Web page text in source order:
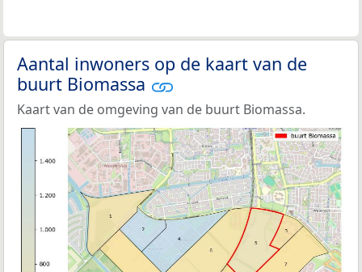
Aantal inwoners op de kaart van de
buurt Biomassa
Kaart van de omgeving van de buurt Biomassa.